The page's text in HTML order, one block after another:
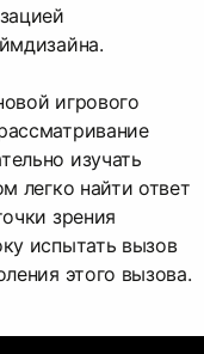
игрового
изучать
легко найти ответ
зрения
испытать вызов
этого вызова.